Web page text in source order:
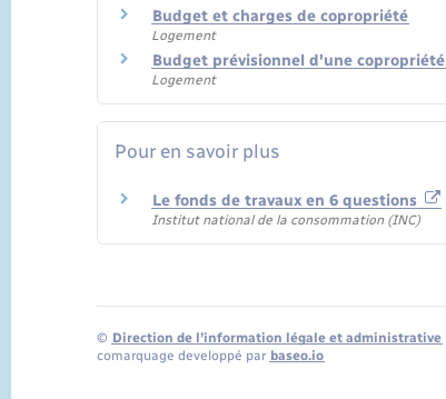
Budget et charges de copropriété
Logement
Budget prévisionnel d'une copropriété
Logement
Pour en savoir plus
Le fonds de travaux en 6 questions
Institut national de la consommation (INC)
© Direction de l’information légale et administrative
comarquage developpé par baseo.io